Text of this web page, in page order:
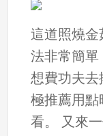
這道照燒
法非常簡
想費功夫去
極推薦用
看。 又來